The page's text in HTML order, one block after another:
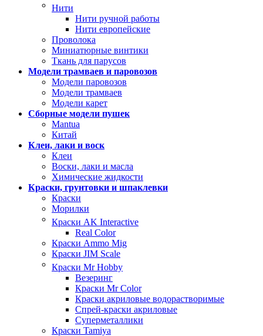
Нити
Нити ручной работы
Нити европейские
Проволока
Миниатюрные винтики
Ткань для парусов
Модели трамваев и паровозов
Модели паровозов
Модели трамваев
Модели карет
Сборные модели пушек
Mantua
Китай
Клеи, лаки и воск
Клеи
Воски, лаки и масла
Химические жидкости
Краски, грунтовки и шпаклевки
Краски
Морилки
Краски AK Interactive
Real Color
Краски Ammo Mig
Краски JIM Scale
Краски Mr Hobby
Везеринг
Краски Mr Color
Краски акриловые водорастворимые
Спрей-краски акриловые
Суперметаллики
Краски Tamiya